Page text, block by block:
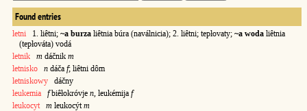
Found entries
letni 1. liêtni; ~a burza liêtnia búra (naválnicia); 2. liêtni; tepłovaty; ~a woda liêtnia
(tepłováta) vodá
letnik
m dáčnik m
letnisko
n dáča f; liêtni dôm
letniskowy dáčny
leukemia
fbiêłokróvje n , leukémija f
leukocyt
m leukocýt m